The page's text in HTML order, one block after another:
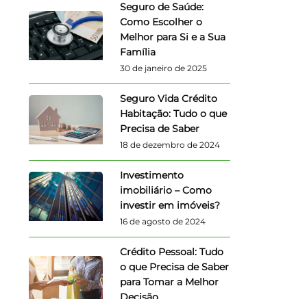
Seguro de Saúde:
Como Escolher o
Melhor para Si e a Sua
Família
30 de janeiro de 2025
Seguro Vida Crédito
Habitação: Tudo o que
Precisa de Saber
18 de dezembro de 2024
Investimento
imobiliário – Como
investir em imóveis?
16 de agosto de 2024
Crédito Pessoal: Tudo
o que Precisa de Saber
para Tomar a Melhor